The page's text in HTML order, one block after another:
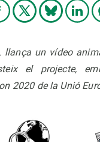
llança un vídeo
el projecte,
2020 de la Unió